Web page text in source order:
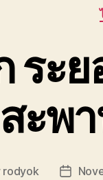
ระ
สะพ
rodyok
Post